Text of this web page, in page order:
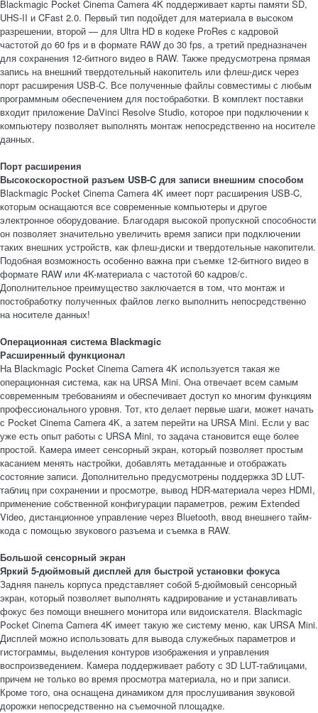
Blackmagic Pocket Cinema Camera 4K поддерживает карты памяти SD,
UHS-II и CFast 2.0. Первый тип подойдет для материала в высоком
разрешении, второй — для Ultra HD в кодеке ProRes с кадровой
частотой до 60 fps и в формате RAW до 30 fps, а третий предназначен
для сохранения 12-битного видео в RAW. Также предусмотрена прямая
запись на внешний твердотельный накопитель или флеш-диск через
порт расширения USB‑C. Все полученные файлы совместимы с любым
программным обеспечением для постобработки. В комплект поставки
входит приложение DaVinci Resolve Studio, которое при подключении к
компьютеру позволяет выполнять монтаж непосредственно на носителе
данных.
Порт расширения
Высокоскоростной разъем USB-C для записи внешним способом
Blackmagic Pocket Cinema Camera 4K имеет порт расширения USB-C,
которым оснащаются все современные компьютеры и другое
электронное оборудование. Благодаря высокой пропускной способности
он позволяет значительно увеличить время записи при подключении
таких внешних устройств, как флеш-диски и твердотельные накопители.
Подобная возможность особенно важна при съемке 12-битного видео в
формате RAW или 4K-материала с частотой 60 кадров/с.
Дополнительное преимущество заключается в том, что монтаж и
постобработку полученных файлов легко выполнить непосредственно
на носителе данных!
Операционная система Blackmagic
Расширенный функционал
На Blackmagic Pocket Cinema Camera 4K используется такая же
операционная система, как на URSA Mini. Она отвечает всем самым
современным требованиям и обеспечивает доступ ко многим функциям
профессионального уровня. Тот, кто делает первые шаги, может начать
с Pocket Cinema Camera 4K, а затем перейти на URSA Mini. Если у вас
уже есть опыт работы с URSA Mini, то задача становится еще более
простой. Камера имеет сенсорный экран, который позволяет простым
касанием менять настройки, добавлять метаданные и отображать
состояние записи. Дополнительно предусмотрены поддержка 3D LUT-
таблиц при сохранении и просмотре, вывод HDR-материала через HDMI,
применение собственной конфигурации параметров, режим Extended
Video, дистанционное управление через Bluetooth, ввод внешнего тайм-
кода с помощью звукового разъема и съемка в RAW.
Большой сенсорный экран
Яркий 5-дюймовый дисплей для быстрой установки фокуса
Задняя панель корпуса представляет собой 5-дюймовый сенсорный
экран, который позволяет выполнять кадрирование и устанавливать
фокус без помощи внешнего монитора или видоискателя. Blackmagic
Pocket Cinema Camera 4K имеет такую же систему меню, как URSA Mini.
Дисплей можно использовать для вывода служебных параметров и
гистограммы, выделения контуров изображения и управления
воспроизведением. Камера поддерживает работу с 3D LUT-таблицами,
причем не только во время просмотра материала, но и при записи.
Кроме того, она оснащена динамиком для прослушивания звуковой
дорожки непосредственно на съемочной площадке.